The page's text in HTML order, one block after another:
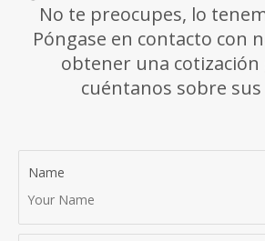
No te preocupes, lo
Póngase en contacto con
obtener una
cuéntanos sobre sus
Name